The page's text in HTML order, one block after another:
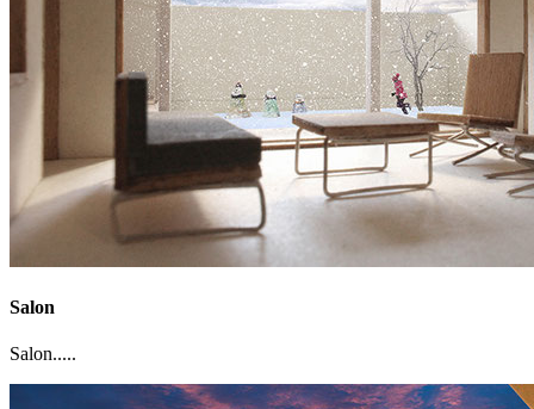
Salon
Salon.....